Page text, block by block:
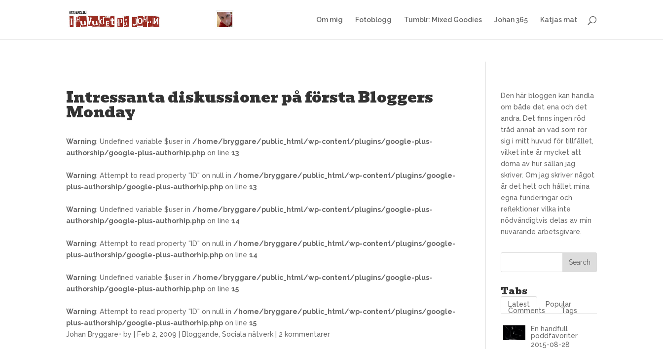
: Trying to access array offset on false in /home/bryggare/public_html/wp-content/themes/Divi/includes/builder/functions.php on line2211
Om mig Fotoblogg Tumblr: Mixed Goodies Johan 365 Katjas mat
Intressanta diskussioner på första Bloggers
Monday
Warning: Undefined variable $user in /home/bryggare/public_html/wp-content/plugins/google-plus-
authorship/google-plus-authorhip.php on line13
Warning: Attempt to read property "ID" on null in /home/bryggare/public_html/wp-content/plugins/google-
plus-authorship/google-plus-authorhip.php on line13
Warning: Undefined variable $user in /home/bryggare/public_html/wp-content/plugins/google-plus-
authorship/google-plus-authorhip.php on line14
Warning: Attempt to read property "ID" on null in /home/bryggare/public_html/wp-content/plugins/google-
plus-authorship/google-plus-authorhip.php on line14
Warning: Undefined variable $user in /home/bryggare/public_html/wp-content/plugins/google-plus-
authorship/google-plus-authorhip.php on line15
Warning: Attempt to read property "ID" on null in /home/bryggare/public_html/wp-content/plugins/google-
plus-authorship/google-plus-authorhip.php on line15
Johan Bryggare+ by Feb 2, 2009 Bloggande ,Sociala nätverk 2 kommentarer
Den här bloggen kan handla
om både det ena och det
andra. Det finns ingen röd
tråd annat än vad som rör
sig i mitt huvud för tillfället,
vilket inte är mycket att
döma av hur sällan jag
skriver. Om jag skriver något
är det helt och hållet mina
egna funderingar och
reflektioner vilka inte
nödvändigtvis delas av min
nuvarande arbetsgivare.
Tabs
Latest
Popular
Comments
Tags
En handfull
poddfavoriter
2015-08-28